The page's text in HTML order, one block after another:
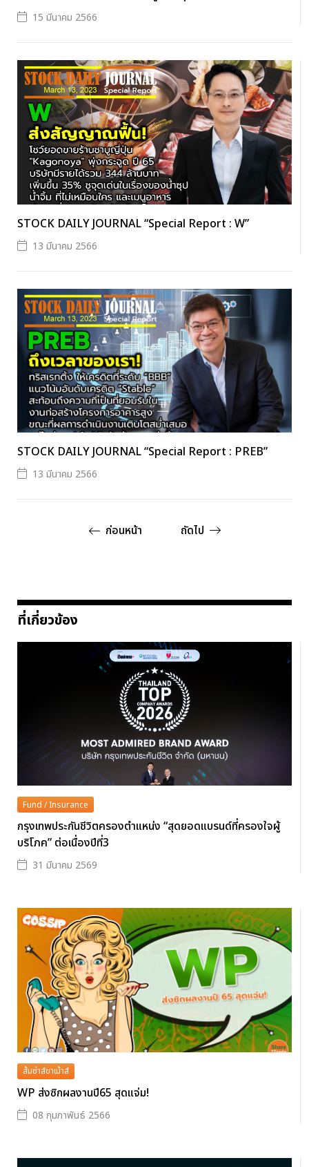
15 มีนาคม 2566
STOCK DAILY JOURNAL “Special Report : W”
13 มีนาคม 2566
STOCK DAILY JOURNAL “Special Report : PREB”
13 มีนาคม 2566
ก่อนหน้า ถัดไป
ที่เกี่ยวข้อง
Fund / Insurance
กรุงเทพประกันชีวิตครองตำแหน่ง “สุดยอดแบรนด์ที่ครองใจผู้
บริโภค” ต่อเนื่องปีที่3
31 มีนาคม 2569
ส้มซ่าส์ขาเม้าส์
WP ส่งซิกผลงานปี65 สุดแจ่ม!
08 กุมภาพันธ์ 2566